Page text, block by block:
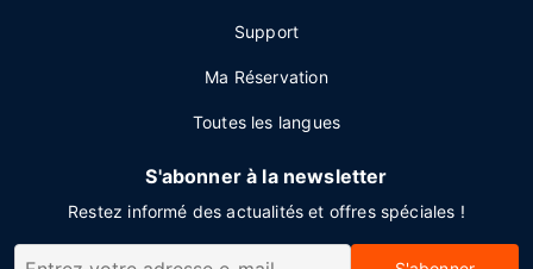
Support
Ma Réservation
Toutes les langues
S'abonner à la newsletter
Restez informé des actualités et offres spéciales !